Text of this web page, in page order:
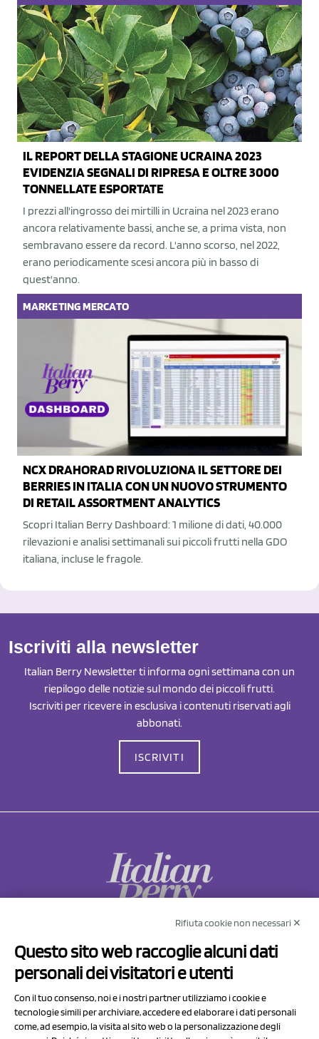
IL REPORT DELLA STAGIONE UCRAINA 2023
EVIDENZIA SEGNALI DI RIPRESA E OLTRE 3000
TONNELLATE ESPORTATE
I prezzi all'ingrosso dei mirtilli in Ucraina nel 2023 erano
ancora relativamente bassi, anche se, a prima vista, non
sembravano essere da record. L'anno scorso, nel 2022,
erano periodicamente scesi ancora più in basso di
quest'anno.
MARKETINGMERCATO
NCX DRAHORAD RIVOLUZIONA IL SETTORE DEI
BERRIES IN ITALIA CON UN NUOVO STRUMENTO
DI RETAIL ASSORTMENT ANALYTICS
Scopri Italian Berry Dashboard: 1 milione di dati, 40.000
rilevazioni e analisi settimanali sui piccoli frutti nella GDO
italiana, incluse le fragole.
Iscriviti alla newsletter
Italian Berry Newsletter ti informa ogni settimana con un
riepilogo delle notizie sul mondo dei piccoli frutti.
Iscriviti per ricevere in esclusiva i contenuti riservati agli
abbonati.
ISCRIVITI
Via Prov.le Sassuolo Vignola 315/1
41057 Spilamberto (MO)
P.I/C.F. 01041460369
Rifiuta cookie non necessari ✕
Questo sito web raccoglie alcuni dati
personali dei visitatori e utenti
Con il tuo consenso, noi e i nostri partner utilizziamo i cookie e
tecnologie simili per archiviare, accedere ed elaborare i dati personali
come, ad esempio, la visita al sito web o la personalizzazione degli